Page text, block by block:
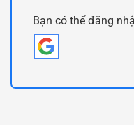
Bạn có thể đăng